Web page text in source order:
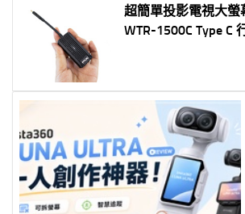
超簡單投影電視大螢
WTR-1500C Type C